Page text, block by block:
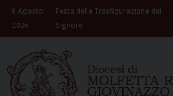
Skip
content
6 Agosto
2026
Festa della Trasfigurazione del
Signore